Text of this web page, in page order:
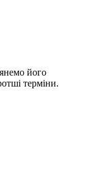
його
терміни.